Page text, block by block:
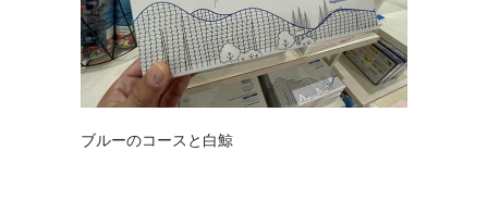
ブルーのコースと白鯨